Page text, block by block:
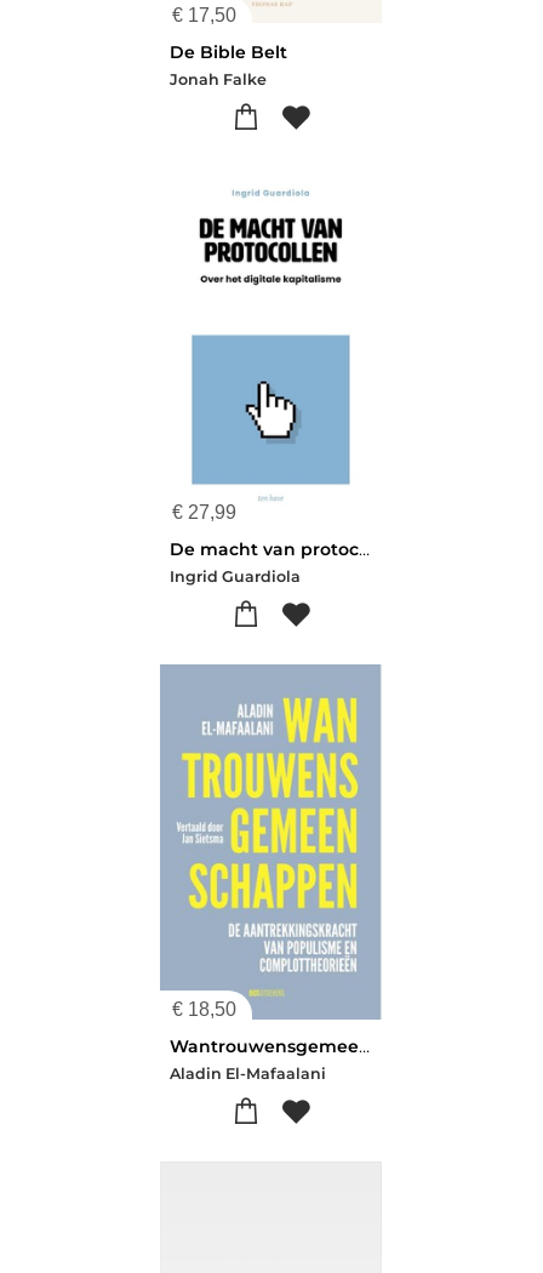
€ 17,50
De Bible Belt
Jonah Falke
€ 27,99
De macht van protocollen
Ingrid Guardiola
€ 18,50
Wantrouwensgemeenschappen
Aladin El-Mafaalani